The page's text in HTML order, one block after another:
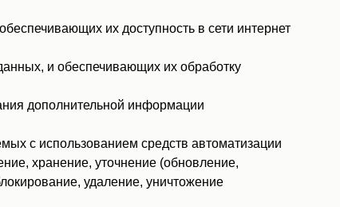
их доступность в сети интернет
и обеспечивающих их обработку
дополнительной информации
с использованием средств автоматизации
хранение, уточнение (обновление,
удаление, уничтожение